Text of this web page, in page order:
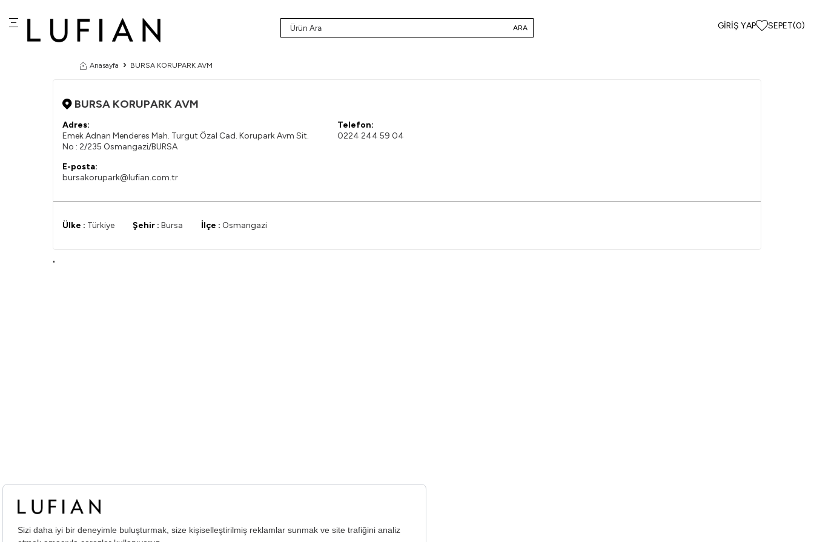
ARA GIRIŞ YAP SEPET(0)
Anasayfa BURSA KORUPARK AVM
BURSA KORUPARK AVM
Adres:
Emek Adnan Menderes Mah. Turgut Özal Cad. Korupark Avm Sit.
No : 2/235 Osmangazi/BURSA
Telefon:
0224 244 59 04
E-posta:
bursakorupark@lufian.com.tr
Ülke : Türkiye Şehir : Bursa İlçe : Osmangazi
"